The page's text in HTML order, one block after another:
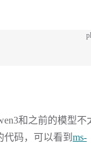
和之前的模型不
码，可以看到 ms-